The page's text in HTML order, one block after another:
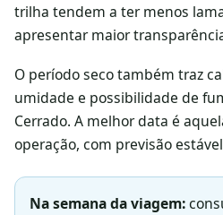
trilha tendem a ter menos
apresentar maior
O período seco também traz
umidade e possibilidade de
Cerrado. A melhor data é
operação, com previsão
Na semana da viagem: